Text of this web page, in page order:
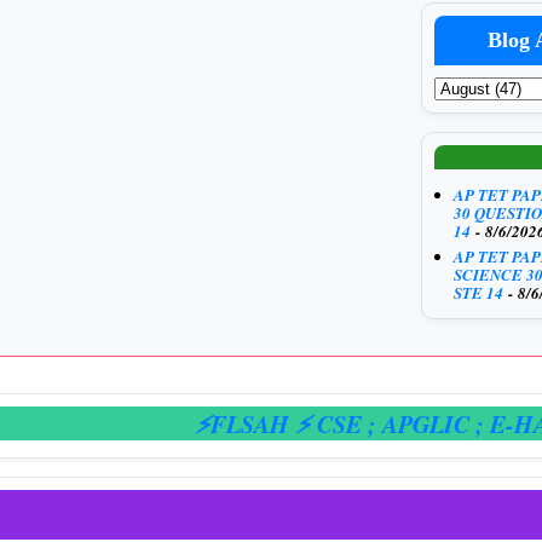
Blog
AP TET
30
14 - 8/6/
AP TET
SCIENCE
STE 14 - 8/
⚡FLSAH ⚡ CSE; APGLIC; E-HAZAR